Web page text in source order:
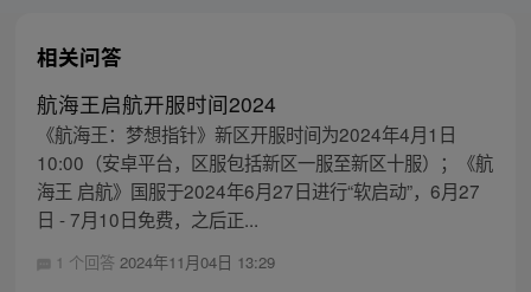
相关问答
航海王启航开服时间2024
《航海王：梦想指针》新区开服时间为2024年4月1日
10:00（安卓平台，区服包括新区一服至新区十服）；《航
海王 启航》国服于2024年6月27日进行“软启动”，6月27
日 - 7月10日免费，之后正...
1 个回答 2024年11月04日 13:29